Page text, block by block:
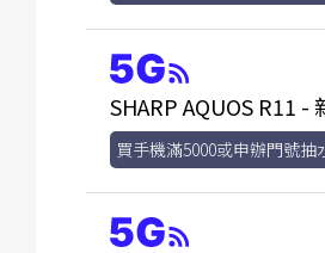
SHARP AQUOS R11 -
買手機滿5000或申辦門號抽